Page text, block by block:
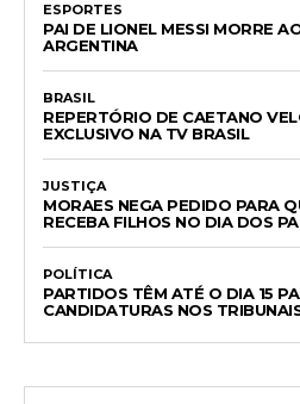
ESPORTES
PAI DE LIONEL MESSI MORRE
ARGENTINA
BRASIL
REPERTÓRIO DE CAETANO
EXCLUSIVO NA TV BRASIL
JUSTIÇA
MORAES NEGA PEDIDO PARA
RECEBA FILHOS NO DIA DOS
POLÍTICA
PARTIDOS TÊM ATÉ O DIA 15
CANDIDATURAS NOS